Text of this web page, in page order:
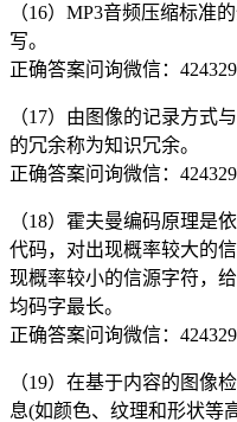
（16）MP3音频压缩标准
写。
正确答案问询微信：424329
（17）由图像的记录方式
的冗余称为知识冗余。
正确答案问询微信：424329
（18）霍夫曼编码原理是
代码，对出现概率较大的
现概率较小的信源字符，
均码字最长。
正确答案问询微信：424329
（19）在基于内容的图像
息(如颜色、纹理和形状等